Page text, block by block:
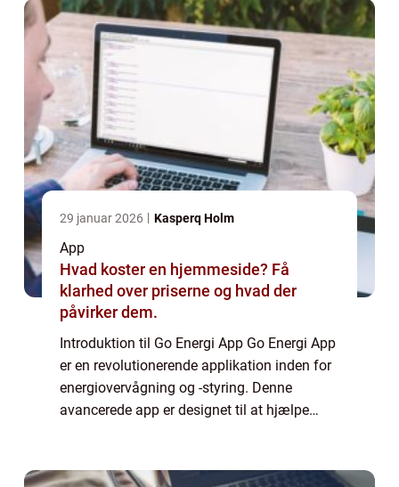
29 januar 2026 Kasperq Holm
App
Hvad koster en hjemmeside? Få
klarhed over priserne og hvad der
påvirker dem.
Introduktion til Go Energi App Go Energi App
er en revolutionerende applikation inden for
energiovervågning og -styring. Denne
avancerede app er designet til at hjælpe
energieffektivite...